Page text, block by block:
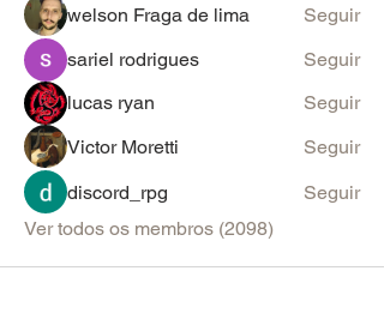
welson Fraga de lima
Seguir
sariel rodrigues
Seguir
lucas ryan
Seguir
Victor Moretti
Seguir
discord_rpg
Seguir
Ver todos os membros (2098)